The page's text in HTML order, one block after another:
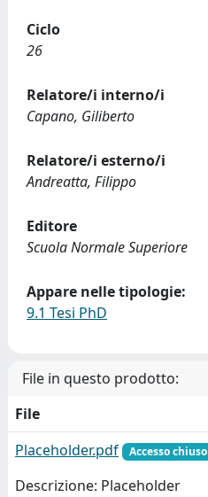
Ciclo
26
Relatore/i interno/i
Capano, Giliberto
Relatore/i esterno/i
Andreatta, Filippo
Editore
Scuola Normale Superiore
Appare nelle tipologie:
9.1 Tesi PhD
File in questo prodotto:
File
Placeholder.pdf
Accesso chiuso
Descrizione: Placeholder